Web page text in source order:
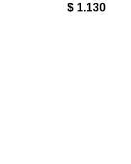
$ 1.130